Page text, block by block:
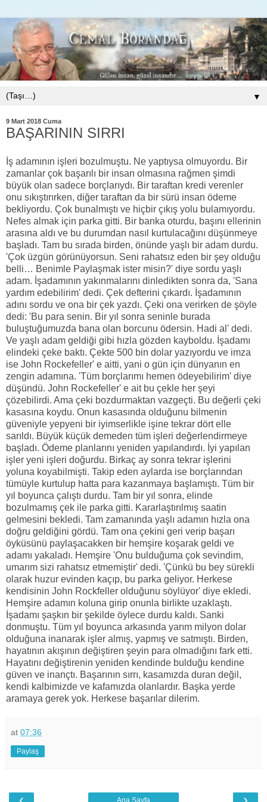
▼
9 Mart 2018 Cuma
BAŞARININ SIRRI
İş adamının işleri bozulmuştu. Ne yaptıysa olmuyordu. Bir
zamanlar çok başarılı bir insan olmasına rağmen şimdi
büyük olan sadece borçlarıydı. Bir taraftan kredi verenler
onu sıkıştırırken, diğer taraftan da bir sürü insan ödeme
bekliyordu. Çok bunalmıştı ve hiçbir çıkış yolu bulamıyordu.
Nefes almak için parka gitti. Bir banka oturdu, başını ellerinin
arasına aldı ve bu durumdan nasıl kurtulacağını düşünmeye
başladı. Tam bu sırada birden, önünde yaşlı bir adam durdu.
'Çok üzgün görünüyorsun. Seni rahatsız eden bir şey olduğu
belli… Benimle Paylaşmak ister misin?' diye sordu yaşlı
adam. İşadamının yakınmalarını dinledikten sonra da, 'Sana
yardım edebilirim' dedi. Çek defterini çıkardı. İşadamının
adını sordu ve ona bir çek yazdı. Çeki ona verirken de şöyle
dedi: 'Bu para senin. Bir yıl sonra seninle burada
buluştuğumuzda bana olan borcunu ödersin. Hadi al' dedi.
Ve yaşlı adam geldiği gibi hızla gözden kayboldu. İşadamı
elindeki çeke baktı. Çekte 500 bin dolar yazıyordu ve imza
ise John Rockefeller' e aitti, yani o gün için dünyanın en
zengin adamına. 'Tüm borçlarımı hemen ödeyebilirim' diye
düşündü. John Rockefeller' e ait bu çekle her şeyi
çözebilirdi. Ama çeki bozdurmaktan vazgeçti. Bu değerli çeki
kasasına koydu. Onun kasasında olduğunu bilmenin
güveniyle yepyeni bir iyimserlikle işine tekrar dört elle
sarıldı. Büyük küçük demeden tüm işleri değerlendirmeye
başladı. Ödeme planlarını yeniden yapılandırdı. İyi yapılan
işler yeni işleri doğurdu. Birkaç ay sonra tekrar işlerini
yoluna koyabilmişti. Takip eden aylarda ise borçlarından
tümüyle kurtulup hatta para kazanmaya başlamıştı. Tüm bir
yıl boyunca çalıştı durdu. Tam bir yıl sonra, elinde
bozulmamış çek ile parka gitti. Kararlaştırılmış saatin
gelmesini bekledi. Tam zamanında yaşlı adamın hızla ona
doğru geldiğini gördü. Tam ona çekini geri verip başarı
öyküsünü paylaşacakken bir hemşire koşarak geldi ve
adamı yakaladı. Hemşire 'Onu bulduğuma çok sevindim,
umarım sizi rahatsız etmemiştir' dedi. 'Çünkü bu bey sürekli
olarak huzur evinden kaçıp, bu parka geliyor. Herkese
kendisinin John Rockfeller olduğunu söylüyor' diye ekledi.
Hemşire adamın koluna girip onunla birlikte uzaklaştı.
İşadamı şaşkın bir şekilde öylece durdu kaldı. Sanki
donmuştu. Tüm yıl boyunca arkasında yarım milyon dolar
olduğuna inanarak işler almış, yapmış ve satmıştı. Birden,
hayatının akışının değiştiren şeyin para olmadığını fark etti.
Hayatını değiştirenin yeniden kendinde bulduğu kendine
güven ve inançtı. Başarının sırrı, kasamızda duran değil,
kendi kalbimizde ve kafamızda olanlardır. Başka yerde
aramaya gerek yok. Herkese başarılar dilerim.
at 07:36
Paylaş
Ana Sayfa